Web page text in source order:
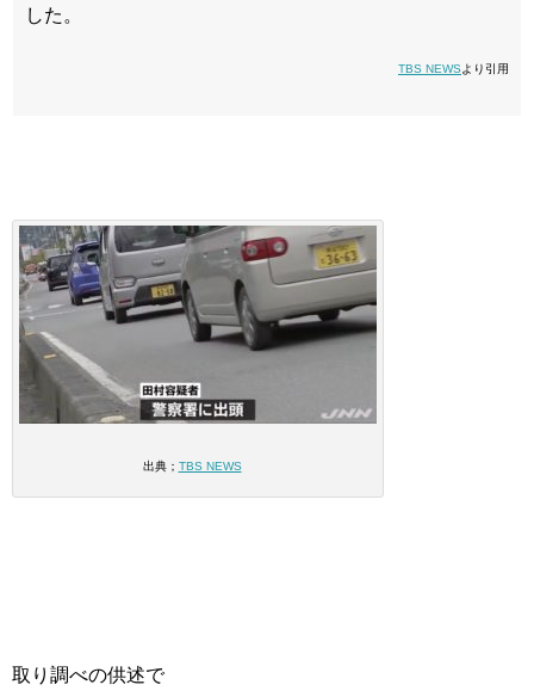
した。
TBS NEWSより引用
出典； TBS NEWS
取り調べの供述で